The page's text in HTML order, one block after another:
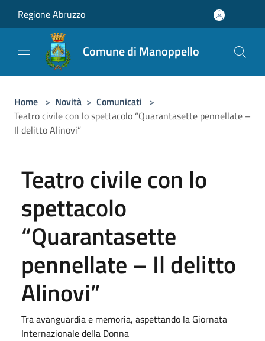
Regione Abruzzo
Comune di Manoppello
Home > Novità > Comunicati >
Teatro civile con lo spettacolo “Quarantasette pennellate –
Il delitto Alinovi”
Teatro civile con lo
spettacolo
“Quarantasette
pennellate – Il delitto
Alinovi”
Tra avanguardia e memoria, aspettando la Giornata
Internazionale della Donna